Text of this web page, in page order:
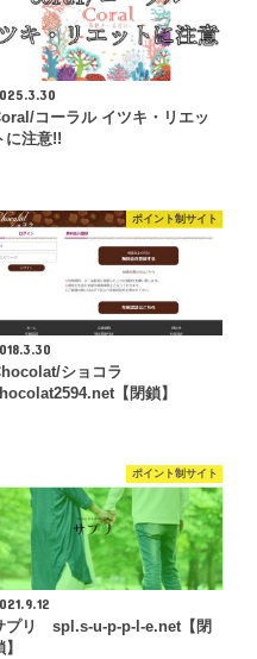
コーラル イツキ・リエッ
に注意!!
ポイント制サイト
ショコラ
【閉鎖】
ポイント制サイト
プリ spl.s-u-p-p-l-e.net【閉